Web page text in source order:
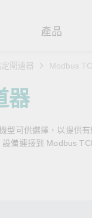
產品
工業網路基礎設施
全路由器
產業聚焦
道運輸
產品支援
品 FAQs
購買方式
關於我們
起與創新
定閘道器 Modbus
器
型可供選擇，以提供
備連接到 Modbus